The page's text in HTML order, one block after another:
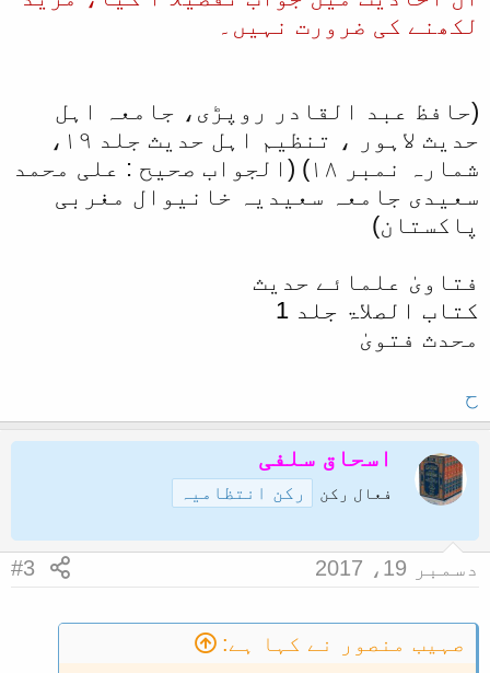
لکھنے کی ضرورت نہیں۔
(حافظ عبد القادر روپڑی، جامعہ اہل
حدیث لاہور ، تنظیم اہل حدیث جلد ۱۹،
شمارہ نمبر ۱۸) (الجواب صحیح : علی محمد
سعیدی جامعہ سعیدیہ خانیوال مغربی
پاکستان)
فتاویٰ علمائے حدیث
کتاب الصلاۃ جلد 1
محدث فتویٰ
ح
اسحاق سلفی
فعال رکن رکن انتظامیہ
دسمبر 19، 2017 #3
صہیب منصور نے کہا ہے: